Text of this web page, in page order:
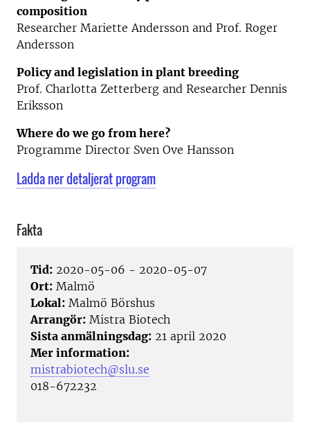
composition
Researcher Mariette Andersson and Prof. Roger
Andersson
Policy and legislation in plant breeding
Prof. Charlotta Zetterberg and Researcher Dennis
Eriksson
Where do we go from here?
Programme Director Sven Ove Hansson
Ladda ner detaljerat program
Fakta
Tid: 2020-05-06 - 2020-05-07
Ort: Malmö
Lokal: Malmö Börshus
Arrangör: Mistra Biotech
Sista anmälningsdag: 21 april 2020
Mer information:
mistrabiotech@slu.se
018-672232